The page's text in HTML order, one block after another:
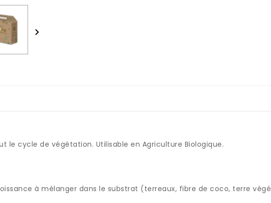

le cycle de végétation. Utilisable en Agriculture Biologique.
à mélanger dans le substrat (terreaux, fibre de coco, terre